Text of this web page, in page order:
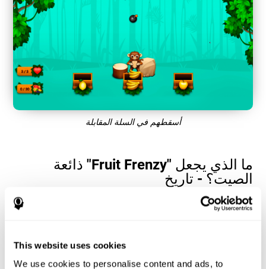
This website uses cookies
We use cookies to personalise content and ads, to
أسقطهم في السلة المقابلة
ما الذي يجعل "Fruit Frenzy" ذائعة
الصيت؟ - تاريخ
Frenzy" ، المستخدمين على إدارة مواردهم المعرفية لتحسين أدائهم. هذا
كيف تعمل لعبة "Fruit Frenzy" الذهنية